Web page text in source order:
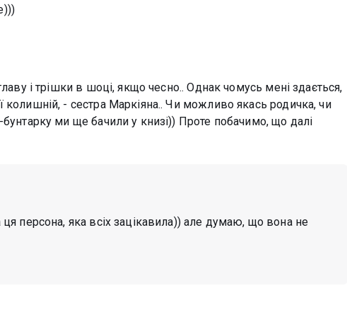
і трішки в шоці, якщо чесно.. Однак чомусь мені здається,
колишній, - сестра Маркіяна.. Чи можливо якась родичка, чи
ми ще бачили у книзі)) Проте побачимо, що далі
ця персона, яка всіх зацікавила)) але думаю, що вона не